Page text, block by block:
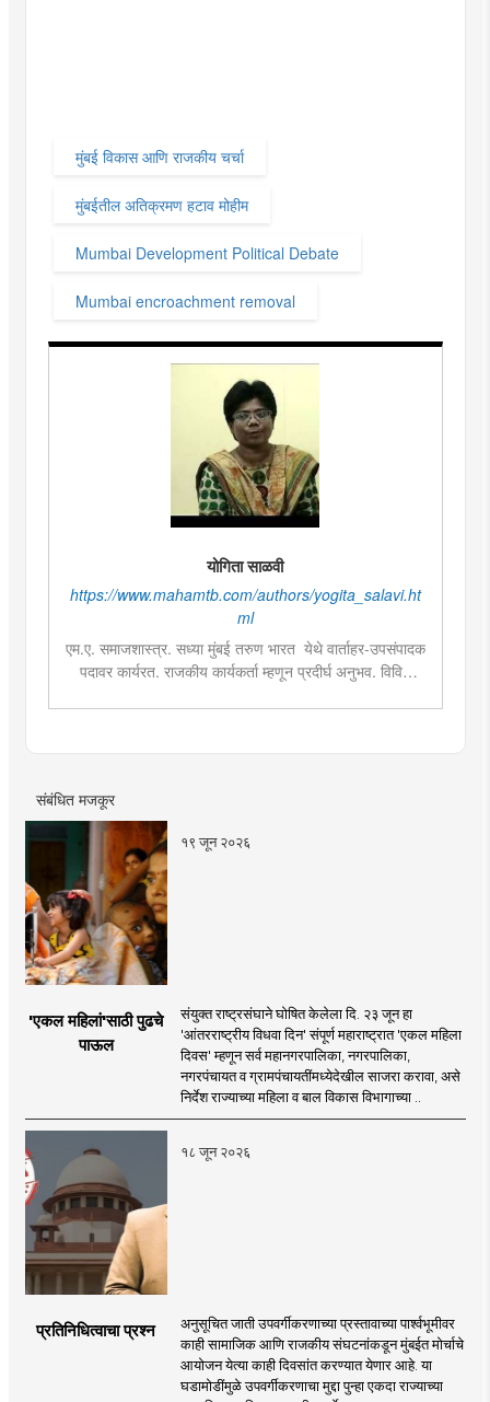
मुंबई विकास आणि राजकीय चर्चा
मुंबईतील अतिक्रमण हटाव मोहीम
Mumbai Development Political Debate
Mumbai encroachment removal
योगिता साळवी
https://www.mahamtb.com/authors/yogita_salavi.ht
ml
एम.ए. समाजशास्त्र. सध्या मुंबई तरुण भारत येथे वार्ताहर-उपसंपादक
पदावर कार्यरत. राजकीय कार्यकर्ता म्हणून प्रदीर्घ अनुभव. विविध
संबंधित मजकूर
१९ जून २०२६
'एकल महिलां'साठी पुढचे
पाऊल
संयुक्त राष्ट्रसंघाने घोषित केलेला दि. २३ जून हा
'आंतरराष्ट्रीय विधवा दिन' संपूर्ण महाराष्ट्रात 'एकल महिला
दिवस' म्हणून सर्व महानगरपालिका, नगरपालिका,
नगरपंचायत व ग्रामपंचायतींमध्येदेखील साजरा करावा, असे
निर्देश राज्याच्या महिला व बाल विकास विभागाच्या ..
१८ जून २०२६
प्रतिनिधित्वाचा प्रश्न
अनुसूचित जाती उपवर्गीकरणाच्या प्रस्तावाच्या पार्श्वभूमीवर
काही सामाजिक आणि राजकीय संघटनांकडून मुंबईत मोर्चाचे
आयोजन येत्या काही दिवसांत करण्यात येणार आहे. या
घडामोडींमुळे उपवर्गीकरणाचा मुद्दा पुन्हा एकदा राज्याच्या